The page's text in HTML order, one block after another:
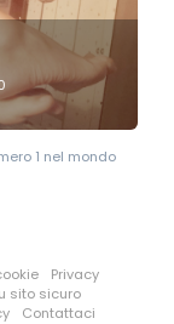
1 nel mondo
Privacy
sito sicuro
Contattaci